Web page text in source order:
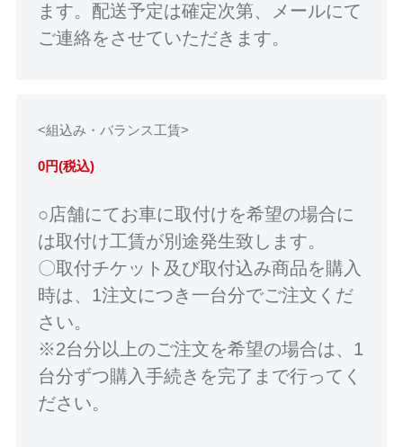
ます。配送予定は確定次第、メールにて
ご連絡をさせていただきます。
<組込み・バランス工賃>
0円(税込)
○店舗にてお車に取付けを希望の場合に
は取付け工賃が別途発生致します。
〇取付チケット及び取付込み商品を購入
時は、1注文につき一台分でご注文くだ
さい。
※2台分以上のご注文を希望の場合は、1
台分ずつ購入手続きを完了まで行ってく
ださい。